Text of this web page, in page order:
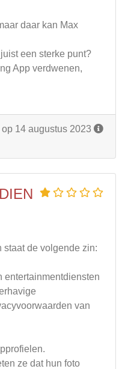
daar kan Max
een sterke punt?
App verdwenen,
op 14 augustus 2023
staat de volgende zin:
entertainmentdiensten
van
ze dat hun foto